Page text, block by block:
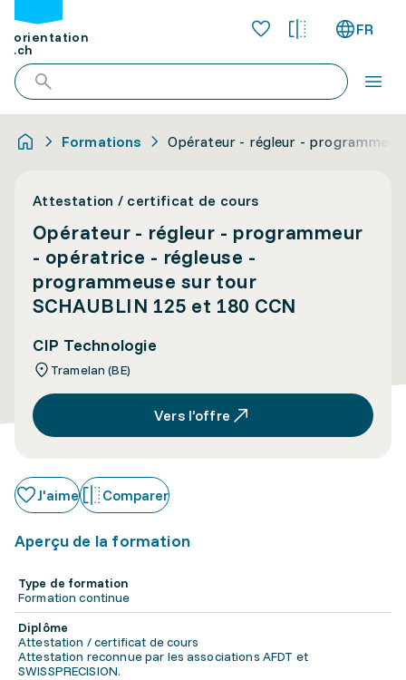
orientation
.ch
FR
Formations Opérateur - régleur -
Attestation / certificat de cours
Opérateur - régleur - programmeur
- opératrice - régleuse -
programmeuse sur tour
SCHAUBLIN 125 et 180 CCN
CIP Technologie
Tramelan (BE)
Vers l’offre
J'aime Comparer
Aperçu de la formation
Type de formation
Formation continue
Diplôme
Attestation / certificat de cours
Attestation reconnue par les associations AFDT et
SWISSPRECISION.